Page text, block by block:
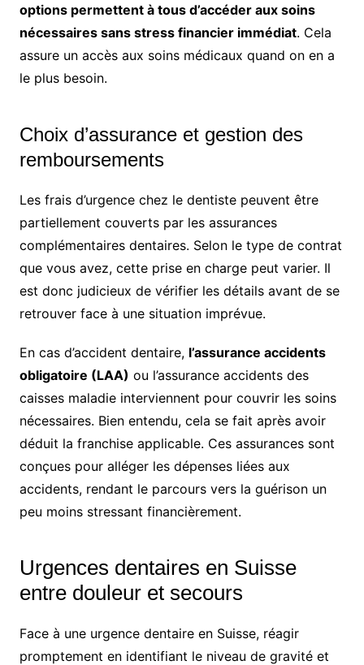
options permettent à tous d’accéder aux soins
nécessaires sans stress financier immédiat. Cela
assure un accès aux soins médicaux quand on en a
le plus besoin.
Choix d’assurance et gestion des
remboursements
Les frais d’urgence chez le dentiste peuvent être
partiellement couverts par les assurances
complémentaires dentaires. Selon le type de contrat
que vous avez, cette prise en charge peut varier. Il
est donc judicieux de vérifier les détails avant de se
retrouver face à une situation imprévue.
En cas d’accident dentaire, l’assurance accidents
obligatoire (LAA) ou l’assurance accidents des
caisses maladie interviennent pour couvrir les soins
nécessaires. Bien entendu, cela se fait après avoir
déduit la franchise applicable. Ces assurances sont
conçues pour alléger les dépenses liées aux
accidents, rendant le parcours vers la guérison un
peu moins stressant financièrement.
Urgences dentaires en Suisse
entre douleur et secours
Face à une urgence dentaire en Suisse, réagir
promptement en identifiant le niveau de gravité et